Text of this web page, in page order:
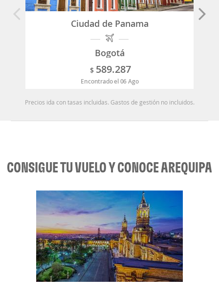
Ciudad de Panama
Bogotá
$ 589.287
Encontrado el 06 Ago
Precios ida con tasas incluidas. Gastos de gestión no incluidos.
CONSIGUE TU VUELO Y CONOCE AREQUIPA